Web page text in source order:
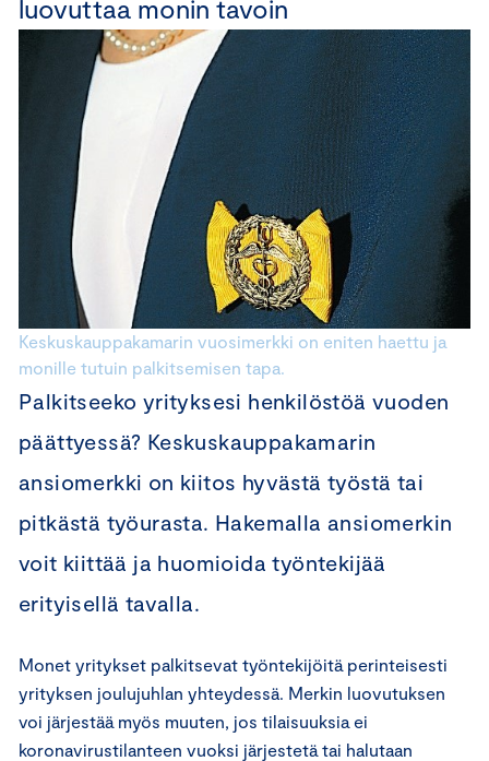
luovuttaa monin tavoin
Keskuskauppakamarin vuosimerkki on eniten haettu ja
monille tutuin palkitsemisen tapa.
Palkitseeko yrityksesi henkilöstöä vuoden
päättyessä? Keskuskauppakamarin
ansiomerkki on kiitos hyvästä työstä tai
pitkästä työurasta. Hakemalla ansiomerkin
voit kiittää ja huomioida työntekijää
erityisellä tavalla.
Monet yritykset palkitsevat työntekijöitä perinteisesti
yrityksen joulujuhlan yhteydessä. Merkin luovutuksen
voi järjestää myös muuten, jos tilaisuuksia ei
koronavirustilanteen vuoksi järjestetä tai halutaan